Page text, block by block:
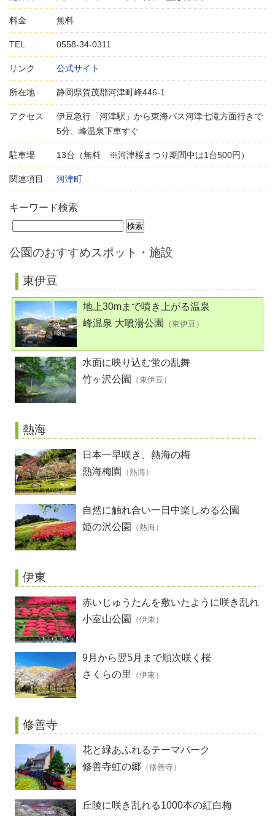
料金 無料
TEL 0558-34-0311
リンク 公式サイト
所在地 静岡県賀茂郡河津町峰446-1
アクセス
伊豆急行「河津駅」から東海バス河津七滝方面行きで
5分、峰温泉下車すぐ
駐車場 13台（無料 ※河津桜まつり期間中は1台500円）
関連項目 河津町
キーワード検索
公園のおすすめスポット・施設
東伊豆
地上30mまで噴き上がる温泉
峰温泉 大噴湯公園
（東伊豆）
水面に映り込む蛍の乱舞
竹ヶ沢公園
（東伊豆）
熱海
日本一早咲き、熱海の梅
熱海梅園
（熱海）
自然に触れ合い一日中楽しめる公園
姫の沢公園
（熱海）
伊東
赤いじゅうたんを敷いたように咲き乱れ
るツツジ
小室山公園 （伊東）
9月から翌5月まで順次咲く桜
さくらの里
（伊東）
修善寺
花と緑あふれるテーマパーク
修善寺虹の郷 （修善寺）
丘陵に咲き乱れる1000本の紅白梅